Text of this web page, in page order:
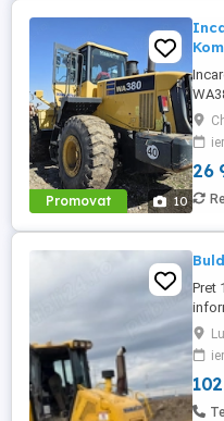
Promovat 10
26
Pret
la
268